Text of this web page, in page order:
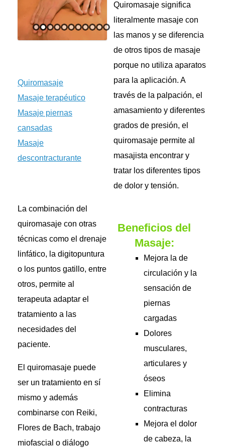
Quiromasaje
Masaje terapéutico
Masaje piernas
cansadas
Masaje
descontracturante
Beneficios del
Masaje:
Mejora la de
circulación y la
sensación de
piernas
cargadas
Dolores
musculares,
articulares y
óseos
Elimina
contracturas
Mejora el dolor
de cabeza, la
Quiromasaje significa
literalmente masaje con
las manos y se diferencia
de otros tipos de masaje
porque no utiliza aparatos
para la aplicación. A
través de la palpación, el
amasamiento y diferentes
grados de presión, el
quiromasaje permite al
masajista encontrar y
tratar los diferentes tipos
de dolor y tensión.
La combinación del
quiromasaje con otras
técnicas como el drenaje
linfático, la digitopuntura
o los puntos gatillo, entre
otros, permite al
terapeuta adaptar el
tratamiento a las
necesidades del
paciente.
El quiromasaje puede
ser un tratamiento en sí
mismo y además
combinarse con Reiki,
Flores de Bach, trabajo
miofascial o diálogo